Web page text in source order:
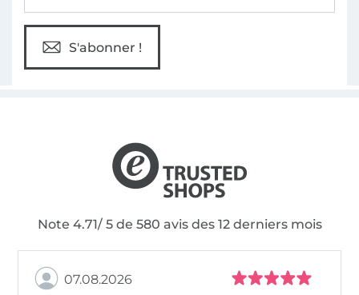
S'abonner !
Note 4.71/ 5 de 580 avis des 12 derniers mois
07.08.2026